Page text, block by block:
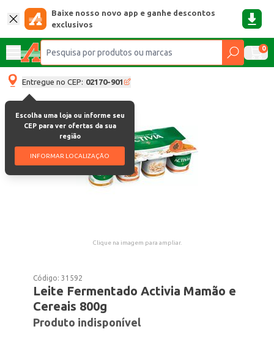
Baixe nosso novo app e ganhe descontos
exclusivos
0
Entregue no CEP: 02170-901
Escolha uma loja ou informe seu
CEP para ver ofertas da sua
região
INFORMAR LOCALIZAÇÃO
Clique na imagem para ampliar.
Código:31592
Leite Fermentado Activia Mamão e
Cereais 800g
Produto indisponível